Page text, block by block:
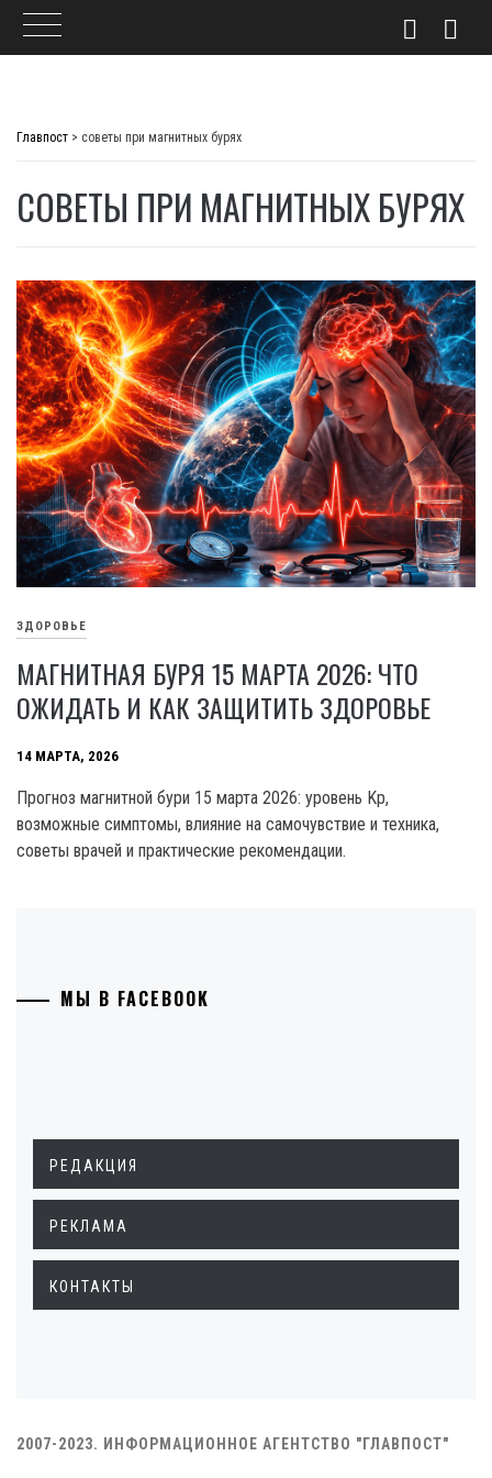
Главпост > советы при магнитных бурях
СОВЕТЫ ПРИ МАГНИТНЫХ БУРЯХ
ЗДОРОВЬЕ
МАГНИТНАЯ БУРЯ 15 МАРТА 2026: ЧТО
ОЖИДАТЬ И КАК ЗАЩИТИТЬ ЗДОРОВЬЕ
14 МАРТА, 2026
Прогноз магнитной бури 15 марта 2026: уровень Kp,
возможные симптомы, влияние на самочувствие и техника,
советы врачей и практические рекомендации.
МЫ В FACEBOOK
РЕДАКЦИЯ
РЕКЛАМА
КОНТАКТЫ
2007-2023. ИНФОРМАЦИОННОЕ АГЕНТСТВО "ГЛАВПОСТ"